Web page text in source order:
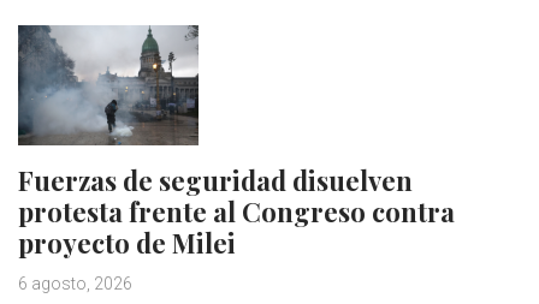
Fuerzas de seguridad disuelven
protesta frente al Congreso contra
proyecto de Milei
6 agosto, 2026